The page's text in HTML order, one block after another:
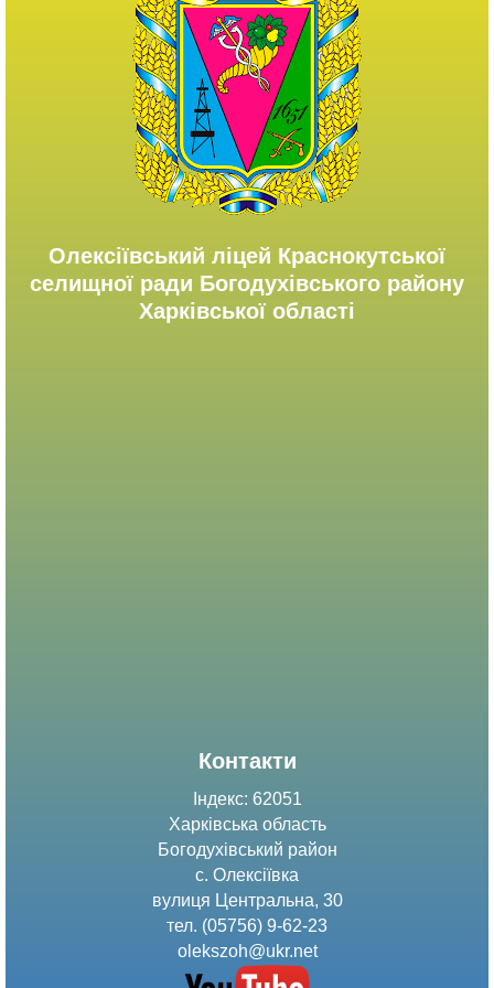
Олексіївський ліцей Краснокутської
селищної ради Богодухівського району
Харківської області
Контакти
Індекс: 62051
Харківська область
Богодухівський район
с. Олексіївка
вулиця Центральна, 30
тел. (05756) 9-62-23
olekszoh@ukr.net